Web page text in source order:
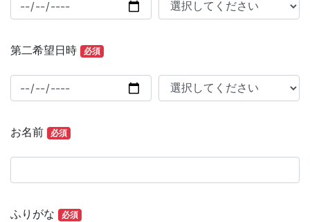
第二希望日時 必須
お名前 必須
ふりがな 必須